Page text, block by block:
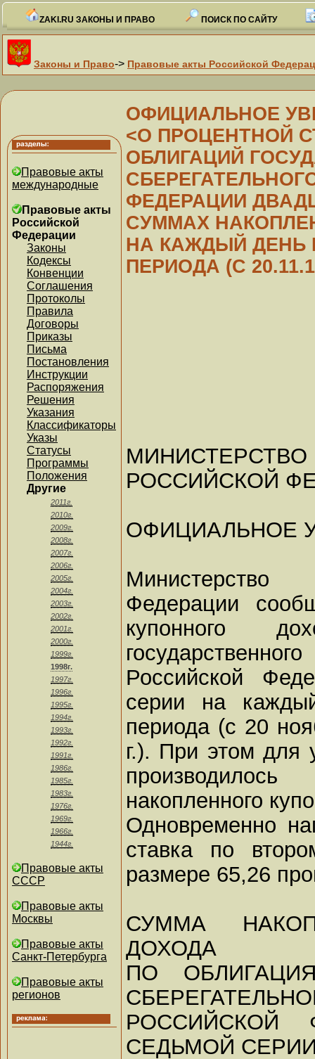
ZAKI.RU ЗАКОНЫ И ПРАВО ПОИСК ПО САЙТУ
Законы и Право-> Правовые акты Российской
Правовые акты
международные
Правовые акты
Российской
Федерации
Законы
Кодексы
Конвенции
Соглашения
Протоколы
Правила
Договоры
Приказы
Письма
Постановления
Инструкции
Распоряжения
Решения
Указания
Классификаторы
Указы
Статусы
Программы
Положения
Другие
2011г.
2010г.
2009г.
2008г.
2007г.
2006г.
2005г.
2004г.
2003г.
2002г.
2001г.
2000г.
1999г.
1998г.
1997г.
1996г.
1995г.
1994г.
1993г.
1992г.
1991г.
1986г.
1985г.
1983г.
1976г.
1969г.
1966г.
1944г.
Правовые акты
СССР
Правовые акты
Москвы
Правовые акты
Санкт-Петербурга
Правовые акты
регионов
ОФИЦИАЛЬНОЕ
<О ПРОЦЕНТНОЙ
ОБЛИГАЦИЙ
ФЕДЕРАЦИИ
СУММАХ
НА КАЖДЫЙ ДЕНЬ
ПЕРИОДА (С
РОССИЙСКОЙ
ОФИЦИАЛЬНОЕ
Федерации
купонного
Российской
серии на
периода (с 20
г.). При этом для
накопленного
Одновременно
ставка по
размере 65,26
СУММА
ДОХОДА
ПО
РОССИЙСКОЙ
СЕДЬМОЙ